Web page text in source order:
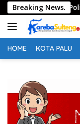
Langsung
ke
konten
Breaking News.
Polisi
HOME KOTA PALU